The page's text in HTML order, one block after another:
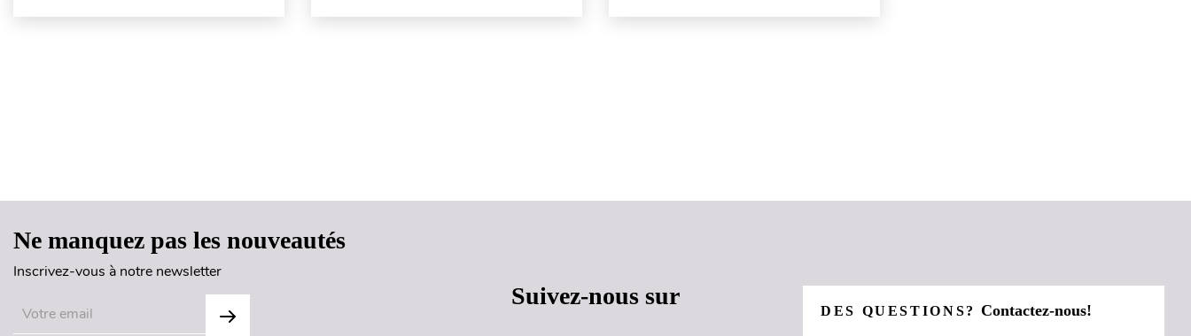
Ne manquez pas les nouveautés
Inscrivez-vous à notre newsletter
Suivez-nous sur
DES QUESTIONS?Contactez-nous!